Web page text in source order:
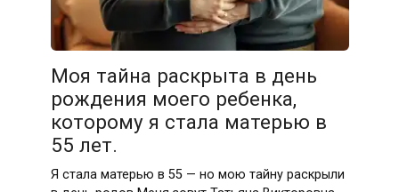
Моя тайна раскрыта в день
рождения моего ребенка,
которому я стала матерью в
55 лет.
Я стала матерью в 55 — но мою тайну раскрыли